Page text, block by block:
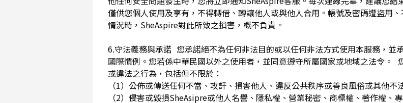
僅供您個人使用及享有，不得轉借、轉讓他人或與他人合用。帳號及密碼遭盜用
情況時，SheAspire對此所致之損害，概不負責。
6.守法義務與承諾 您承諾絕不為任何非法目的或以任何非法方式使用本服務，並
國際慣例。您若係中華民國以外之使用者，並同意遵守所屬國家或地域之法令。
或違法之行為，包括但不限於：
（1）公佈或傳送任何不當、攻訐、損害他人、違反公共秩序或善良風俗或其他
（2）侵害或毀損SheAsipre或他人名譽、隱私權、營業秘密、商標權、著作權、